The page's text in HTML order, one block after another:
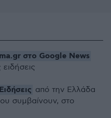
στο Google News
Ειδήσεις από την Ελλάδα
συμβαίνουν, στο